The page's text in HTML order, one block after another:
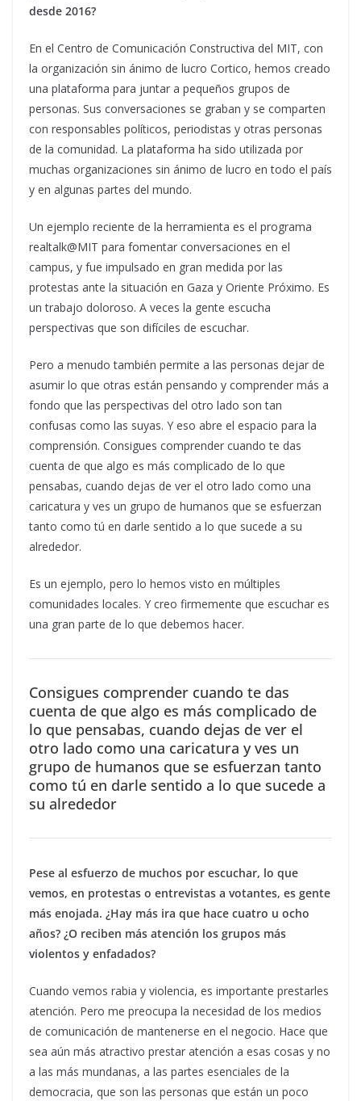
desde 2016?
En el Centro de Comunicación Constructiva del MIT, con
la organización sin ánimo de lucro Cortico, hemos creado
una plataforma para juntar a pequeños grupos de
personas. Sus conversaciones se graban y se comparten
con responsables políticos, periodistas y otras personas
de la comunidad. La plataforma ha sido utilizada por
muchas organizaciones sin ánimo de lucro en todo el país
y en algunas partes del mundo.
Un ejemplo reciente de la herramienta es el programa
realtalk@MIT para fomentar conversaciones en el
campus, y fue impulsado en gran medida por las
protestas ante la situación en Gaza y Oriente Próximo. Es
un trabajo doloroso. A veces la gente escucha
perspectivas que son difíciles de escuchar.
Pero a menudo también permite a las personas dejar de
asumir lo que otras están pensando y comprender más a
fondo que las perspectivas del otro lado son tan
confusas como las suyas. Y eso abre el espacio para la
comprensión. Consigues comprender cuando te das
cuenta de que algo es más complicado de lo que
pensabas, cuando dejas de ver el otro lado como una
caricatura y ves un grupo de humanos que se esfuerzan
tanto como tú en darle sentido a lo que sucede a su
alrededor.
Es un ejemplo, pero lo hemos visto en múltiples
comunidades locales. Y creo firmemente que escuchar es
una gran parte de lo que debemos hacer.
Consigues comprender cuando te das
cuenta de que algo es más complicado de
lo que pensabas, cuando dejas de ver el
otro lado como una caricatura y ves un
grupo de humanos que se esfuerzan tanto
como tú en darle sentido a lo que sucede a
su alrededor
Pese al esfuerzo de muchos por escuchar, lo que
vemos, en protestas o entrevistas a votantes, es gente
más enojada. ¿Hay más ira que hace cuatro u ocho
años? ¿O reciben más atención los grupos más
violentos y enfadados?
Cuando vemos rabia y violencia, es importante prestarles
atención. Pero me preocupa la necesidad de los medios
de comunicación de mantenerse en el negocio. Hace que
sea aún más atractivo prestar atención a esas cosas y no
a las más mundanas, a las partes esenciales de la
democracia, que son las personas que están un poco